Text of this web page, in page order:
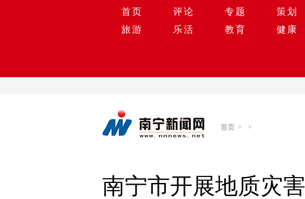
首页 评论 专题 策划
旅游
乐活 教育 健康
首页 > >
南宁市开展地质灾